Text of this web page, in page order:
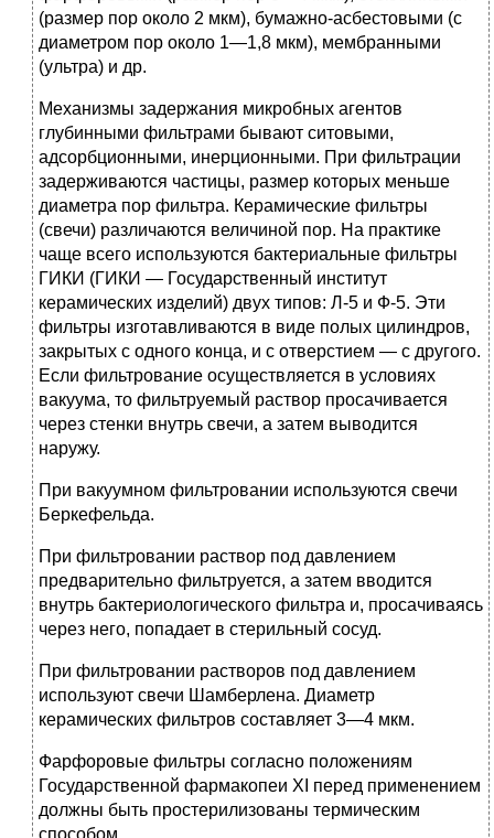
(размер пор около 2 мкм), бумажно-асбестовыми (с
диаметром пор около 1—1,8 мкм), мембранными
(ультра) и др.
Механизмы задержания микробных агентов
глубинными фильтрами бывают ситовыми,
адсорбционными, инерционными. При фильтрации
задерживаются частицы, размер которых меньше
диаметра пор фильтра. Керамические фильтры
(свечи) различаются величиной пор. На практике
чаще всего используются бактериальные фильтры
ГИКИ (ГИКИ — Государственный институт
керамических изделий) двух типов: Л-5 и Ф-5. Эти
фильтры изготавливаются в виде полых цилиндров,
закрытых с одного конца, и с отверстием — с другого.
Если фильтрование осуществляется в условиях
вакуума, то фильтруемый раствор просачивается
через стенки внутрь свечи, а затем выводится
наружу.
При вакуумном фильтровании используются свечи
Беркефельда.
При фильтровании раствор под давлением
предварительно фильтруется, а затем вводится
внутрь бактериологического фильтра и, просачиваясь
через него, попадает в стерильный сосуд.
При фильтровании растворов под давлением
используют свечи Шамберлена. Диаметр
керамических фильтров составляет 3—4 мкм.
Фарфоровые фильтры согласно положениям
Государственной фармакопеи XI перед применением
должны быть простерилизованы термическим
способом.